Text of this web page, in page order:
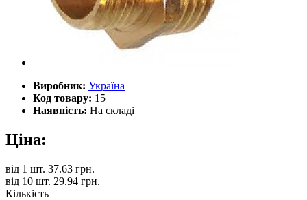
Виробник: Україна
Код товару: 15
Наявність: На складі
Ціна:
від 1 шт. 37.63 грн.
від 10 шт. 29.94 грн.
Кількість